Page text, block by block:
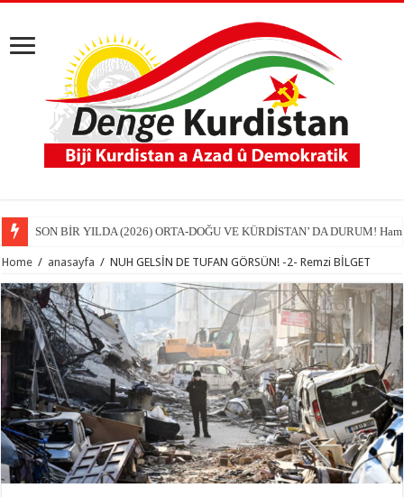
SON BİR YILDA (2026) ORTA-DOĞU VE KÜRDİSTAN’ DA DURUM!
Home / anasayfa / NUH GELSİN DE TUFAN GÖRSÜN! -2- Remzi BİLGET